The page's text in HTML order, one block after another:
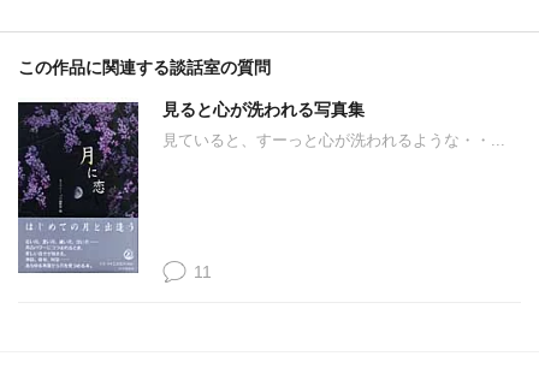
この作品に関連する談話室の質問
見ると心が洗われる写真集
見ていると、すーっと心が洗われるような・・...
11